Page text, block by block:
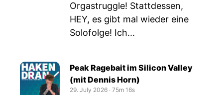
Orgastruggle! Stattdessen,
HEY, es gibt mal wieder eine
Solofolge! Ich...
Peak Ragebait im Silicon Valley
(mit Dennis Horn)
29. July 2026 ‧ 75m 16s